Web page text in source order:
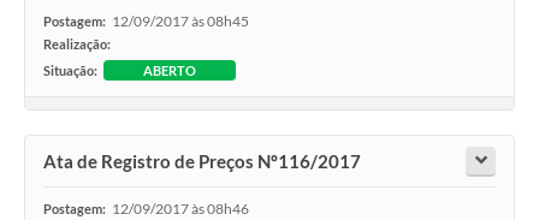
Postagem: 12/09/2017 às 08h45
Realização:
Situação:
ABERTO
Ata de Registro de Preços Nº116/2017
Postagem: 12/09/2017 às 08h46